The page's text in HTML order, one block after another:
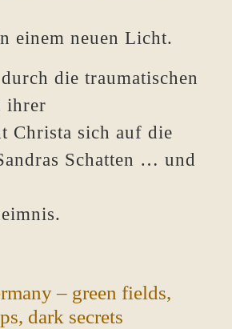
einem neuen Licht.
die traumatischen
ihrer
Christa sich auf die
Schatten … und
– green fields,
dark secrets